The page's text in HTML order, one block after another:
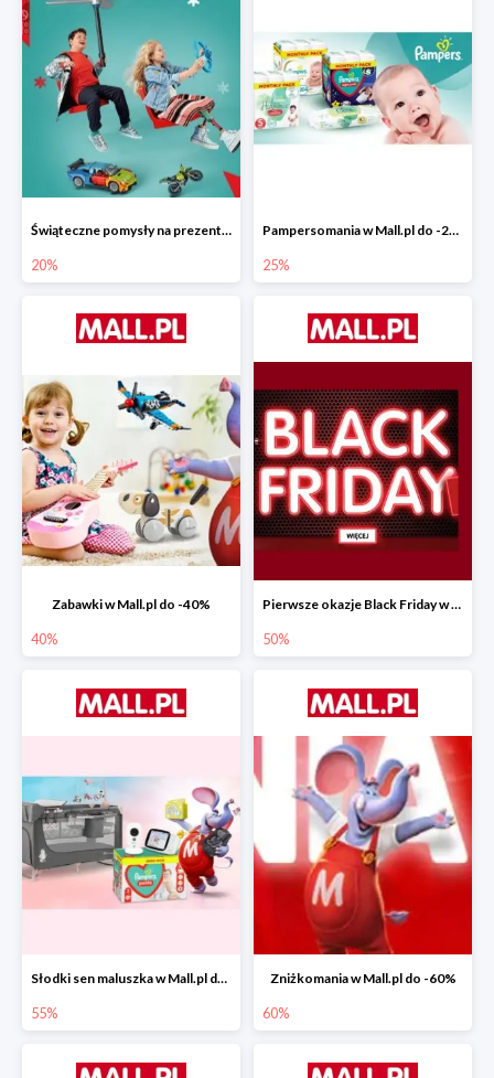
Świąteczne pomysły na prezenty od LEGO w Mall.pl do -20%
20%
Pampersomania w Mall.pl do -25%
25%
Zabawki w Mall.pl do -40%
40%
Pierwsze okazje Black Friday w Mall.pl do -50%
50%
Słodki sen maluszka w Mall.pl do -55%
55%
Zniżkomania w Mall.pl do -60%
60%